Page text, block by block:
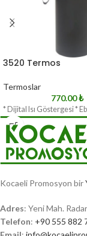
3520 Termos
Termoslar
770.00₺
* Dijital Isı Göstergesi *
Kocaeli Promosyon bir
Adres: Yeni Mah.
Telefon: +90 555 882